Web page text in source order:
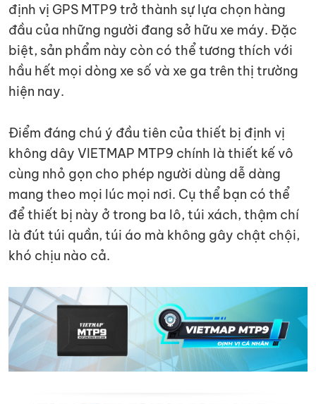
định vị GPS MTP9 trở thành sự lựa chọn hàng
đầu của những người đang sở hữu xe máy. Đặc
biệt, sản phẩm này còn có thể tương thích với
hầu hết mọi dòng xe số và xe ga trên thị trường
hiện nay.
Điểm đáng chú ý đầu tiên của thiết bị định vị
không dây VIETMAP MTP9 chính là thiết kế vô
cùng nhỏ gọn cho phép người dùng dễ dàng
mang theo mọi lúc mọi nơi. Cụ thể bạn có thể
để thiết bị này ở trong ba lô, túi xách, thậm chí
là đút túi quần, túi áo mà không gây chật chội,
khó chịu nào cả.